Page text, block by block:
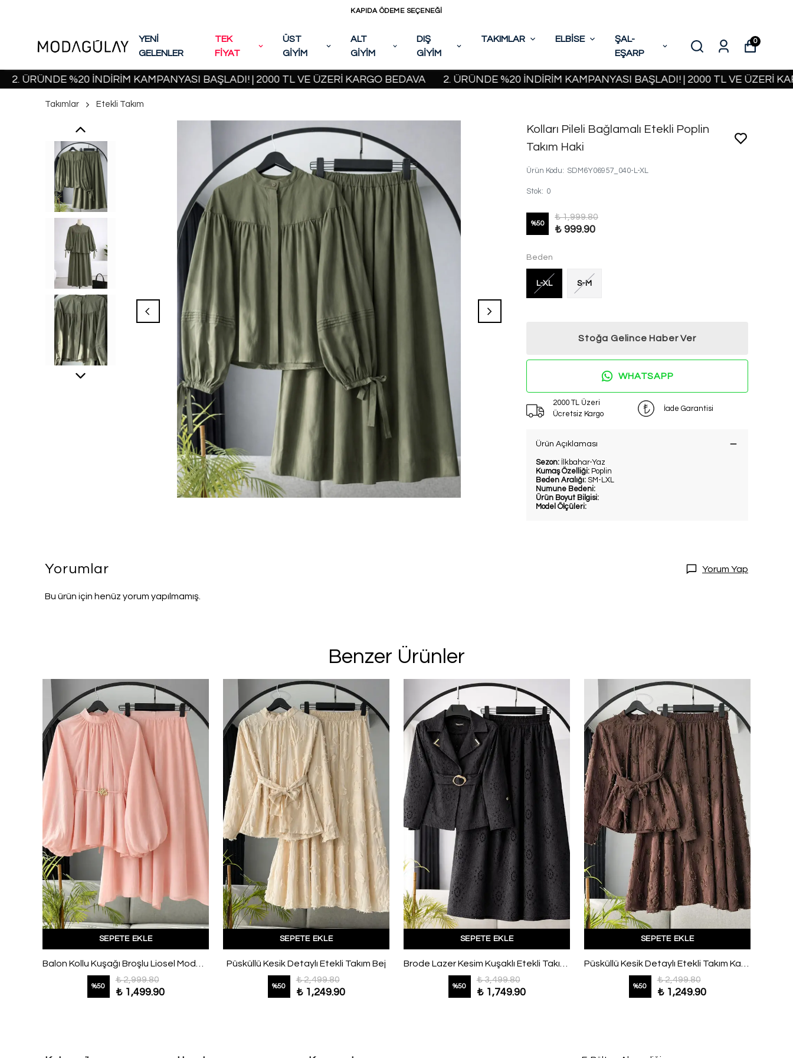
KAPIDA ÖDEME SEÇENEĞİ
YENİ
GELENLER
TEK
FİYAT
ÜST
GİYİM
ALT
GİYİM
DIŞ
GİYİM
TAKIMLAR ELBİSE
ŞAL-
EŞARP
0
%20 İNDİRİM KAMPANYASI BAŞLADI! | 2000 TL VE ÜZERİ KARGO BEDAVA 2. ÜRÜNDE %20 İNDİRİM KAMPANYASI BAŞLADI! | 2000 TL VE ÜZERİ KARGO
Takımlar Etekli Takım
Kolları Pileli Bağlamalı Etekli Poplin
Takım Haki
Ürün Kodu: SDM6Y06957_040-L-XL
Stok: 0
%50
₺ 1,999.80
₺ 999.90
Beden
L-XL S-M
Stoğa Gelince Haber Ver
WHATSAPP
2000 TL Üzeri
Ücretsiz Kargo
İade Garantisi
Ürün Açıklaması
Sezon: İlkbahar-Yaz
Kumaş Özelliği: Poplin
Beden Aralığı: SM-LXL
Numune Bedeni:
Ürün Boyut Bilgisi:
Model Ölçüleri:
Yorumlar Yorum Yap
Bu ürün için henüz yorum yapılmamış.
Benzer Ürünler
SEPETE EKLE
Balon Kollu Kuşağı Broşlu Liosel Modal Etekli Takım Pudra
%50
₺ 2,999.80
₺ 1,499.90
SEPETE EKLE
Püsküllü Kesik Detaylı Etekli Takım Bej
%50
₺ 2,499.80
₺ 1,249.90
SEPETE EKLE
Brode Lazer Kesim Kuşaklı Etekli Takım Siyah
%50
₺ 3,499.80
₺ 1,749.90
SEPETE EKLE
Püsküllü Kesik Detaylı Etekli Takım Kahve
%50
₺ 2,499.80
₺ 1,249.90